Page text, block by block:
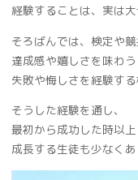
経験することは、実は
そろばんでは、検定や競
達成感や嬉しさを味わう
失敗や悔しさを経験する
そうした経験を通し、
最初から成功した時以上
成長する生徒も少なくあ